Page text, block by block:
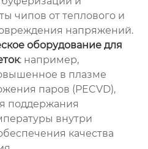
чипов от теплового и
напряжений.
оборудование для
: например,
в плазме
паров (PECVD),
поддержания
внутри
качества